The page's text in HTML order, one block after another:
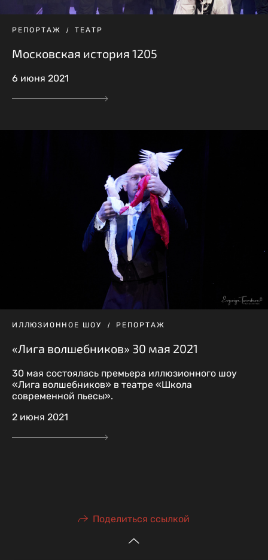
РЕПОРТАЖ ТЕАТР
Московская история 1205
6 июня 2021
ИЛЛЮЗИОННОЕ ШОУ РЕПОРТАЖ
«Лига волшебников» 30 мая 2021
30 мая состоялась премьера иллюзионного шоу
«Лига волшебников» в театре «Школа
современной пьесы».
2 июня 2021
Поделиться ссылкой